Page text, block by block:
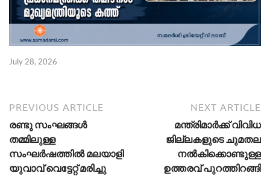
July 28, 2026
PREVIOUS ARTICLE
രണ്ടു സംഘങ്ങള്‍
തമ്മിലുള്ള
സംഘര്‍ഷത്തിൽ മലയാളി
യുവാവ് വെട്ടേറ്റ് മരിച്ചു
NEXT ARTICLE
മന്ത്രിമാർക്ക് വിവിധ
ജില്ലകളുടെ ചുമതല
നൽകിക്കൊണ്ടുള്ള
ഉത്തരവ് പുറത്തിറങ്ങി